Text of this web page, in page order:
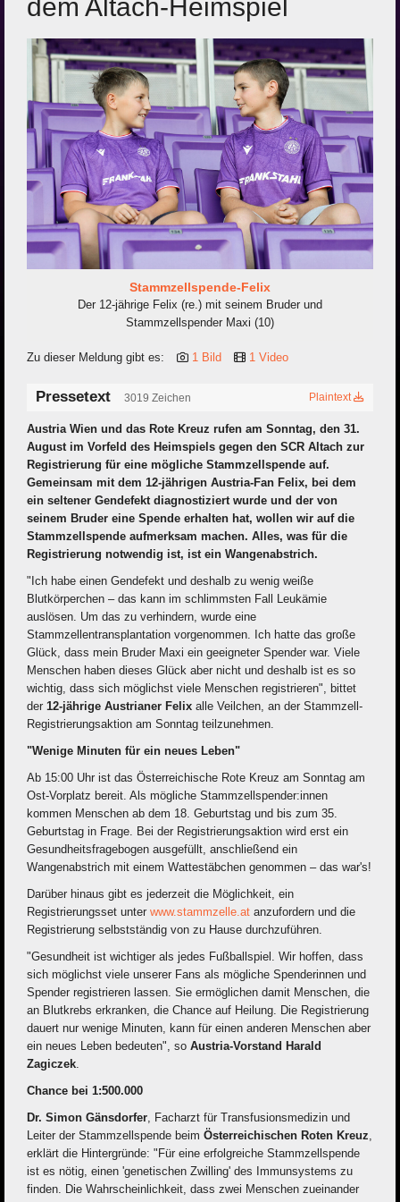
dem Altach-Heimspiel
Stammzellspende-Felix
Der 12-jährige Felix (re.) mit seinem Bruder und
Stammzellspender Maxi (10)
Zu dieser Meldung gibt es: 1 Bild 1 Video
Pressetext 3019 Zeichen Plaintext
Austria Wien und das Rote Kreuz rufen am Sonntag, den 31.
August im Vorfeld des Heimspiels gegen den SCR Altach zur
Registrierung für eine mögliche Stammzellspende auf.
Gemeinsam mit dem 12-jährigen Austria-Fan Felix, bei dem
ein seltener Gendefekt diagnostiziert wurde und der von
seinem Bruder eine Spende erhalten hat, wollen wir auf die
Stammzellspende aufmerksam machen. Alles, was für die
Registrierung notwendig ist, ist ein Wangenabstrich.
"Ich habe einen Gendefekt und deshalb zu wenig weiße
Blutkörperchen – das kann im schlimmsten Fall Leukämie
auslösen. Um das zu verhindern, wurde eine
Stammzellentransplantation vorgenommen. Ich hatte das große
Glück, dass mein Bruder Maxi ein geeigneter Spender war. Viele
Menschen haben dieses Glück aber nicht und deshalb ist es so
wichtig, dass sich möglichst viele Menschen registrieren", bittet
der 12-jährige Austrianer Felix alle Veilchen, an der Stammzell-
Registrierungsaktion am Sonntag teilzunehmen.
"Wenige Minuten für ein neues Leben"
Ab 15:00 Uhr ist das Österreichische Rote Kreuz am Sonntag am
Ost-Vorplatz bereit. Als mögliche Stammzellspender:innen
kommen Menschen ab dem 18. Geburtstag und bis zum 35.
Geburtstag in Frage. Bei der Registrierungsaktion wird erst ein
Gesundheitsfragebogen ausgefüllt, anschließend ein
Wangenabstrich mit einem Wattestäbchen genommen – das war's!
Darüber hinaus gibt es jederzeit die Möglichkeit, ein
Registrierungsset unter www.stammzelle.at anzufordern und die
Registrierung selbstständig von zu Hause durchzuführen.
"Gesundheit ist wichtiger als jedes Fußballspiel. Wir hoffen, dass
sich möglichst viele unserer Fans als mögliche Spenderinnen und
Spender registrieren lassen. Sie ermöglichen damit Menschen, die
an Blutkrebs erkranken, die Chance auf Heilung. Die Registrierung
dauert nur wenige Minuten, kann für einen anderen Menschen aber
ein neues Leben bedeuten", so Austria-Vorstand Harald
Zagiczek.
Chance bei 1:500.000
Dr. Simon Gänsdorfer, Facharzt für Transfusionsmedizin und
Leiter der Stammzellspende beim Österreichischen Roten Kreuz,
erklärt die Hintergründe: "Für eine erfolgreiche Stammzellspende
ist es nötig, einen 'genetischen Zwilling' des Immunsystems zu
finden. Die Wahrscheinlichkeit, dass zwei Menschen zueinander